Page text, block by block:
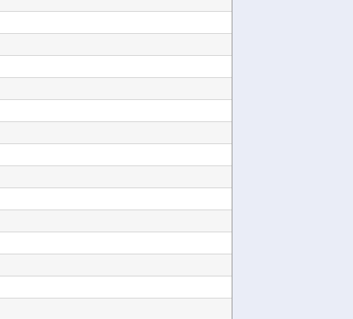
KEIZ守山店「近日動きます！8月7日に重大告知！」→「8月7日は店休日とさせて頂きます」...
韓国人「悲報：FIFA会長にさえ2002年W杯で韓国が審判を買収していたと思われていた模様...
置いた方がよくね？他
【ホロライブ】シャインマスカットとかいう物体贈答品として優秀すぎるよな他
メキシコ最大級の麻薬カルテルのリーダーの情報提供で報奨金約39億円！他
る他
【アズールレーン】グッスマ上海「大鳳：プライベート・クォーターズVer.」フィギュア【原型...